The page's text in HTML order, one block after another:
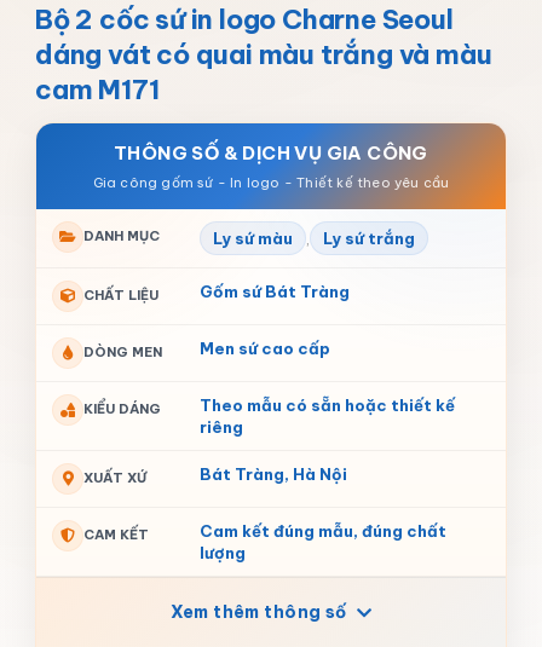
Bộ 2 cốc sứ in logo Charne Seoul
dáng vát có quai màu trắng và màu
cam M171
THÔNG SỐ & DỊCH VỤ GIA CÔNG
DANH MỤC Ly sứ màu Ly sứ trắng
CHẤT LIỆU Gốm sứ Bát Tràng
DÒNG MEN Men sứ cao cấp
KIỂU DÁNG
Theo mẫu có sẵn hoặc thiết kế
riêng
XUẤT XỨ Bát Tràng, Hà Nội
CAM KẾT
Cam kết đúng mẫu, đúng chất
lượng
Xem thêm thông số